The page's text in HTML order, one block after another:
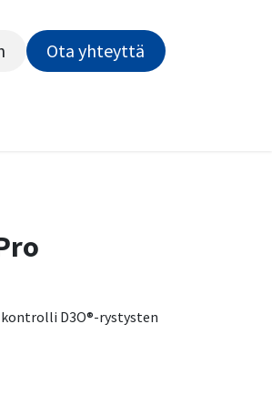
Ota yhteyttä​​​​​​
D3O®-rystysten